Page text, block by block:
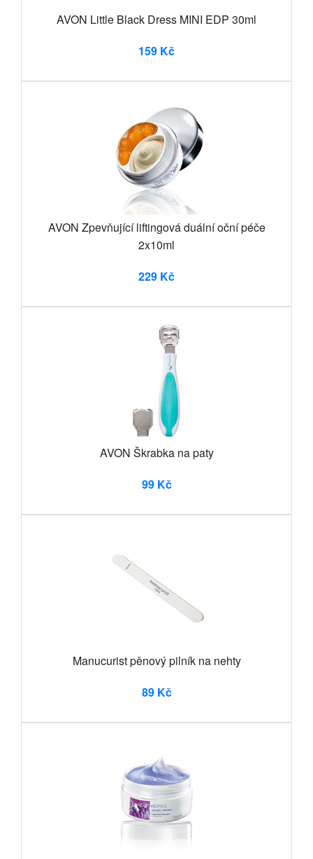
AVON Little Black Dress MINI EDP 30ml
159 Kč
AVON Zpevňující liftingová duální oční péče
2x10ml
229 Kč
AVON Škrabka na paty
99 Kč
Manucurist pěnový pilník na nehty
89 Kč